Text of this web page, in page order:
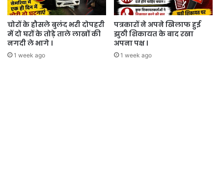
चोरों के हौसले बुलंद भरी दोपहरी
में दो घरों के तोड़े ताले लाखों की
नगदी ले भागे ।
1 week ago
पत्रकारों ने अपने खिलाफ हुई
झुठी शिकायत के बाद रखा
अपना पक्ष ।
1 week ago